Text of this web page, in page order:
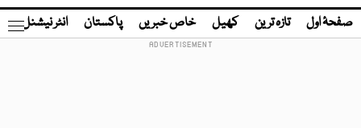
صفحۂ اول تازہ ترین کھیل خاص خبریں پاکستان انٹر نیشنل